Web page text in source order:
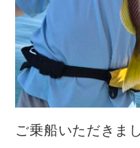
ご乗船いただきま